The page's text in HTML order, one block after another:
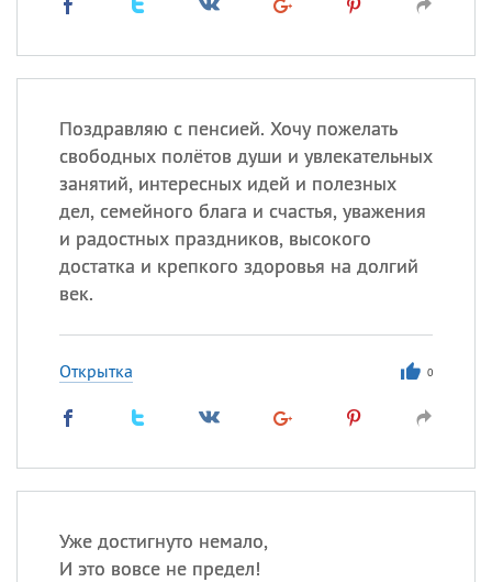
Поздравляю с пенсией. Хочу пожелать
свободных полётов души и увлекательных
занятий, интересных идей и полезных
дел, семейного блага и счастья, уважения
и радостных праздников, высокого
достатка и крепкого здоровья на долгий
век.
Открытка 0
Уже достигнуто немало,
И это вовсе не предел!